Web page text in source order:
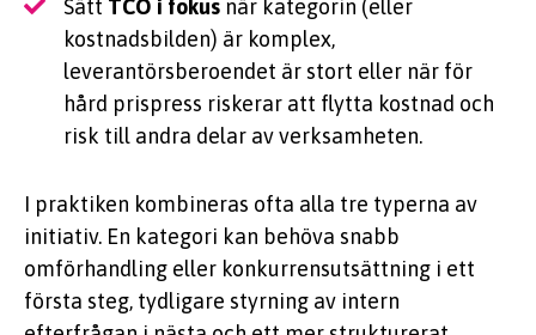
Sätt TCO i fokus när kategorin (eller
kostnadsbilden) är komplex,
leverantörsberoendet är stort eller när för
hård prispress riskerar att flytta kostnad och
risk till andra delar av verksamheten.
I praktiken kombineras ofta alla tre typerna av
initiativ. En kategori kan behöva snabb
omförhandling eller konkurrensutsättning i ett
första steg, tydligare styrning av intern